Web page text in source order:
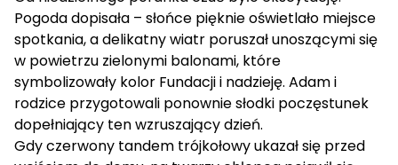
Pogoda dopisała – słońce pięknie oświetlało miejsce
spotkania, a delikatny wiatr poruszał unoszącymi się
w powietrzu zielonymi balonami, które
symbolizowały kolor Fundacji i nadzieję. Adam i
rodzice przygotowali ponownie słodki poczęstunek
dopełniający ten wzruszający dzień.
Gdy czerwony tandem trójkołowy ukazał się przed